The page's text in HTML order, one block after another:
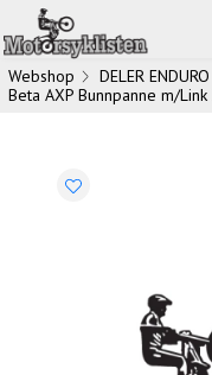
Webshop DELER
Beta AXP Bunnpanne m/